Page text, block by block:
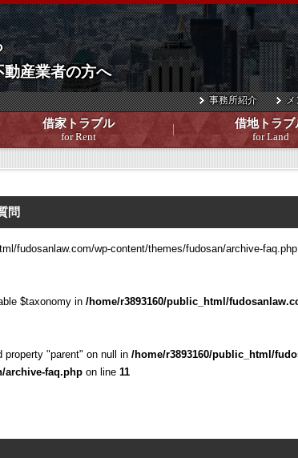
産業者の方へ
借家トラブル
for Rent
借地トラブ
for Land
事務所紹介 メ
問
fudosanlaw.com/wp-content/themes/fudosan/archive-
$taxonomy in /home/r3893160/public_html/
property "parent" on null in /home/r3893160/public_html/
archive-faq.php on line 11